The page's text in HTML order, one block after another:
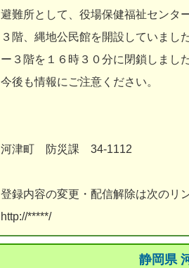
避難所として、役場保健福祉センタ
３階、縄地公民館を開設していまし
ー３階を１６時３０分に閉鎖しました
今後も情報にご注意ください。
河津町 防災課 34‐1112
登録内容の変更・配信解除は次のリ
http://*****/
静岡県